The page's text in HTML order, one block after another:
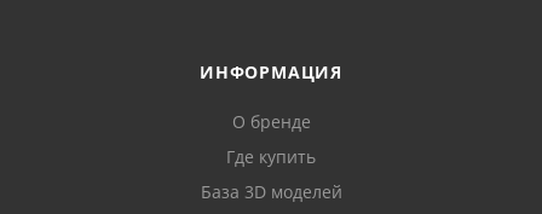
ИНФОРМАЦИЯ
О бренде
Где купить
База 3D моделей